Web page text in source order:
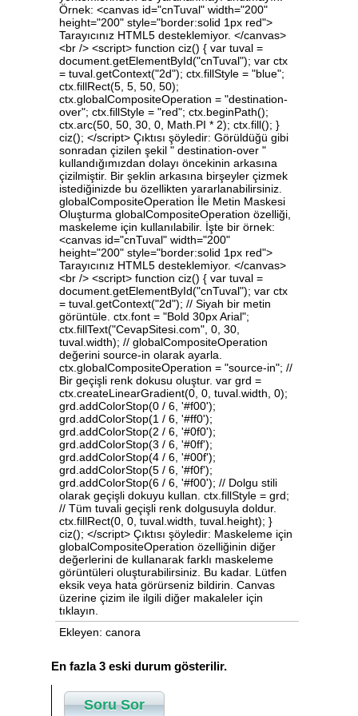
Örnek: <canvas id="cnTuval" width="200"
height="200" style="border:solid 1px red">
Tarayıcınız HTML5 desteklemiyor. </canvas>
<br /> <script> function ciz() { var tuval =
document.getElementById("cnTuval"); var ctx
= tuval.getContext("2d"); ctx.fillStyle = "blue";
ctx.fillRect(5, 5, 50, 50);
ctx.globalCompositeOperation = "destination-
over"; ctx.fillStyle = "red"; ctx.beginPath();
ctx.arc(50, 50, 30, 0, Math.PI * 2); ctx.fill(); }
ciz(); </script> Çıktısı şöyledir: Görüldüğü gibi
sonradan çizilen şekil " destination-over "
kullandığımızdan dolayı öncekinin arkasına
çizilmiştir. Bir şeklin arkasına birşeyler çizmek
istediğinizde bu özellikten yararlanabilirsiniz.
globalCompositeOperation İle Metin Maskesi
Oluşturma globalCompositeOperation özelliği,
maskeleme için kullanılabilir. İşte bir örnek:
<canvas id="cnTuval" width="200"
height="200" style="border:solid 1px red">
Tarayıcınız HTML5 desteklemiyor. </canvas>
<br /> <script> function ciz() { var tuval =
document.getElementById("cnTuval"); var ctx
= tuval.getContext("2d"); // Siyah bir metin
görüntüle. ctx.font = "Bold 30px Arial";
ctx.fillText("CevapSitesi.com", 0, 30,
tuval.width); // globalCompositeOperation
değerini source-in olarak ayarla.
ctx.globalCompositeOperation = "source-in"; //
Bir geçişli renk dokusu oluştur. var grd =
ctx.createLinearGradient(0, 0, tuval.width, 0);
grd.addColorStop(0 / 6, '#f00');
grd.addColorStop(1 / 6, '#ff0');
grd.addColorStop(2 / 6, '#0f0');
grd.addColorStop(3 / 6, '#0ff');
grd.addColorStop(4 / 6, '#00f');
grd.addColorStop(5 / 6, '#f0f');
grd.addColorStop(6 / 6, '#f00'); // Dolgu stili
olarak geçişli dokuyu kullan. ctx.fillStyle = grd;
// Tüm tuvali geçişli renk dolgusuyla doldur.
ctx.fillRect(0, 0, tuval.width, tuval.height); }
ciz(); </script> Çıktısı şöyledir: Maskeleme için
globalCompositeOperation özelliğinin diğer
değerlerini de kullanarak farklı maskeleme
görüntüleri oluşturabilirsiniz. Bu kadar. Lütfen
eksik veya hata görürseniz bildirin. Canvas
üzerine çizim ile ilgili diğer makaleler için
tıklayın.
Ekleyen: canora
En fazla 3 eski durum gösterilir.
Soru Sor